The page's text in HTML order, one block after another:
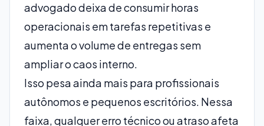
advogado deixa de consumir horas
operacionais em tarefas repetitivas e
aumenta o volume de entregas sem
ampliar o caos interno.
Isso pesa ainda mais para profissionais
autônomos e pequenos escritórios. Nessa
faixa, qualquer erro técnico ou atraso afeta